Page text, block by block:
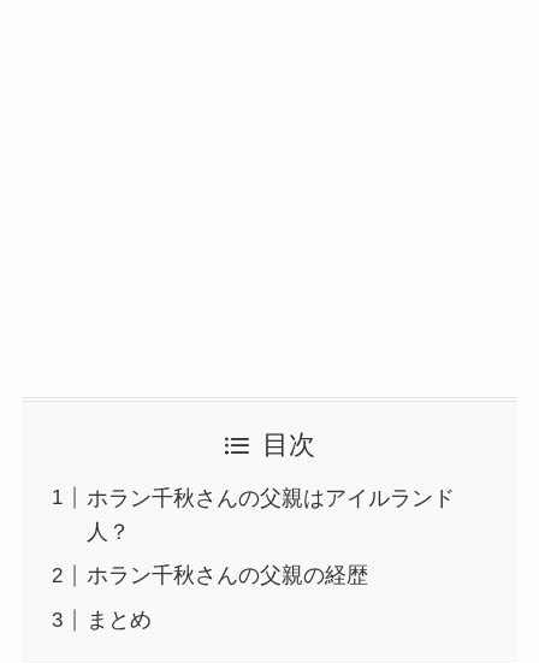
目次
ホラン千秋さんの父親はアイルランド
人？
ホラン千秋さんの父親の経歴
まとめ